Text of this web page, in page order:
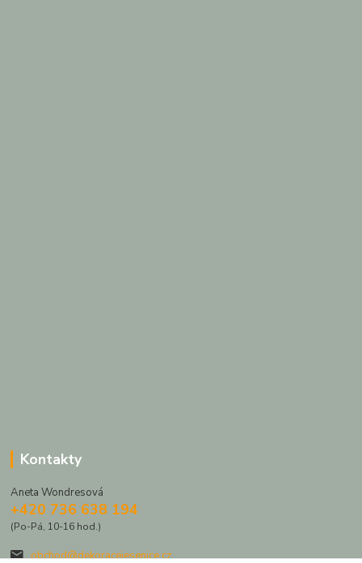
Kontakty
Aneta Wondresová
+420 736 638 194
(Po-Pá, 10-16 hod.)
obchod@dekoracejesenice.cz